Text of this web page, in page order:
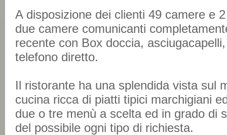
A disposizione dei clienti 49 camere e
due camere comunicanti
recente con Box doccia,
telefono diretto.
Il ristorante ha una splendida vista sul
cucina ricca di piatti tipici marchigiani
due o tre menù a scelta ed in grado di
del possibile ogni tipo di richiesta.